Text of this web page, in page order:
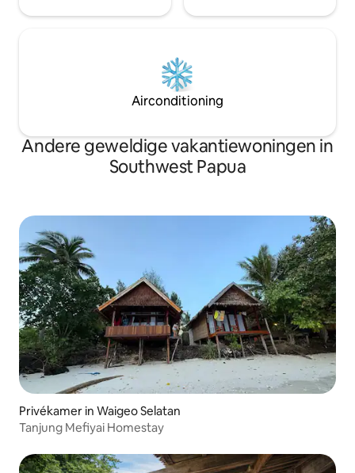
Airconditioning
Andere geweldige vakantiewoningen in
Southwest Papua
Privékamer in Waigeo Selatan
Tanjung Mefiyai Homestay